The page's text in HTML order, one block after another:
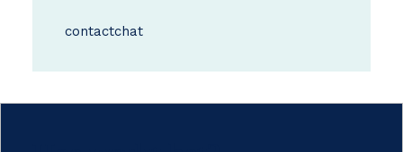
contactchat